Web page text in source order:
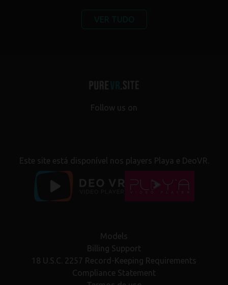
VER TUDO
Follow us on
Este site está disponível nos players Playa e DeoVR.
Models
Billing Support
18 U.S.C. 2257 Record-Keeping Requirements
Compliance Statement